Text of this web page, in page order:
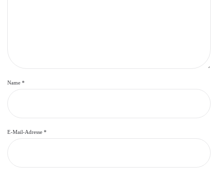
Name *
E-Mail-Adresse *